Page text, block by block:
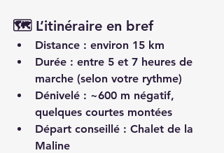
🗺️ L’itinéraire en bref
Distance : environ 15 km
Durée : entre 5 et 7 heures de
marche (selon votre rythme)
Dénivelé : ~600 m négatif,
quelques courtes montées
Départ conseillé : Chalet de la
Maline